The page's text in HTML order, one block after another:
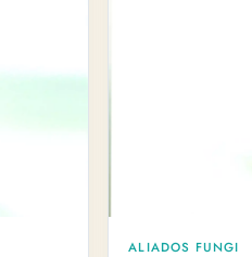
ALIADOS FUNGI